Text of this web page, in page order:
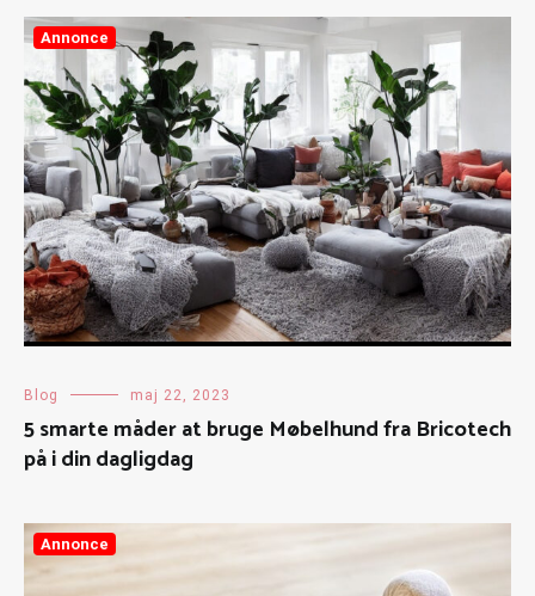
Annonce
Blog maj 22, 2023
5 smarte måder at bruge Møbelhund fra Bricotech
på i din dagligdag
Annonce